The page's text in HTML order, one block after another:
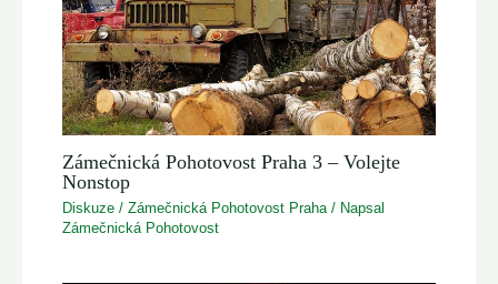
Zámečnická Pohotovost Praha 3 – Volejte
Nonstop
Diskuze /Zámečnická Pohotovost Praha/ Napsal
Zámečnická Pohotovost